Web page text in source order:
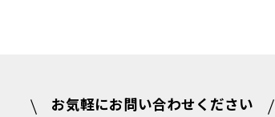
お気軽にお問い合わせください